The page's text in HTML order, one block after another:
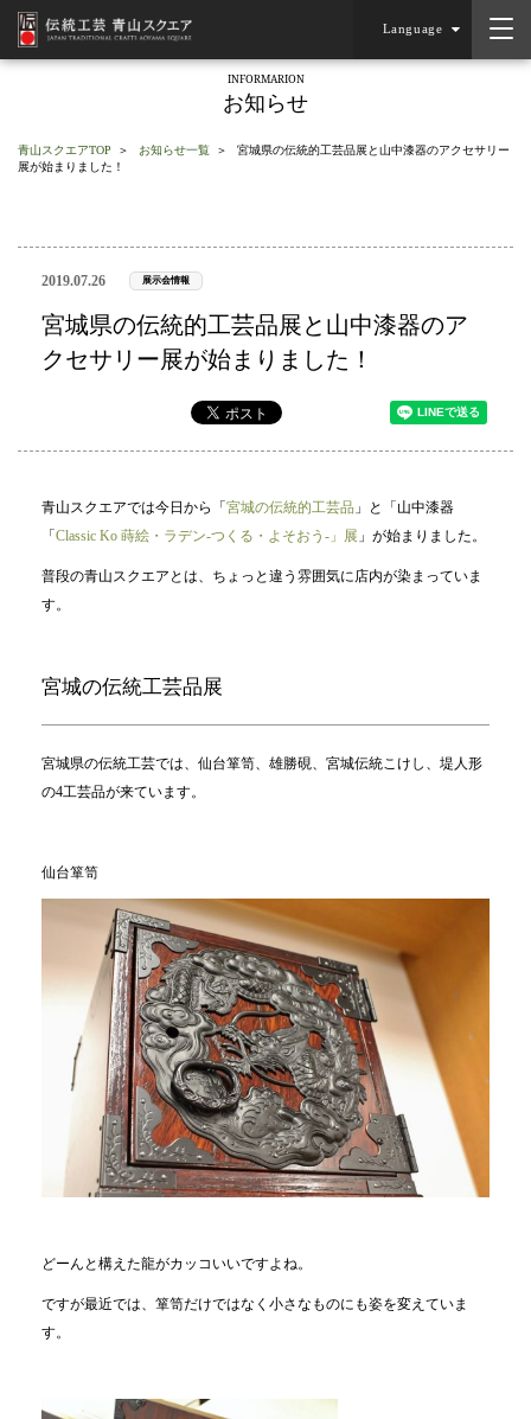
Language
INFORMARION
お知らせ
青山スクエアTOP お知らせ一覧
宮城県の伝統的工芸品展と山中漆器のアクセサリー
展が始まりました！
2019.07.26 展示会情報
宮城県の伝統的工芸品展と山中漆器のア
クセサリー展が始まりました！
青山スクエアでは今日から「 宮城の伝統的工芸品 」と「山中漆器
「 Classic Ko 蒔絵・ラデン-つくる・よそおう-」展 」が始まりました。
普段の青山スクエアとは、ちょっと違う雰囲気に店内が染まっていま
す。
宮城の伝統工芸品展
宮城県の伝統工芸では、仙台箪笥、雄勝硯、宮城伝統こけし、堤人形
の4工芸品が来ています。
仙台箪笥
どーんと構えた龍がカッコいいですよね。
ですが最近では、箪笥だけではなく小さなものにも姿を変えていま
す。